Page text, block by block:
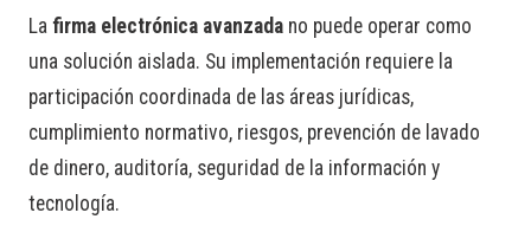
La firma electrónica avanzada no puede operar como
una solución aislada. Su implementación requiere la
participación coordinada de las áreas jurídicas,
cumplimiento normativo, riesgos, prevención de lavado
de dinero, auditoría, seguridad de la información y
tecnología.